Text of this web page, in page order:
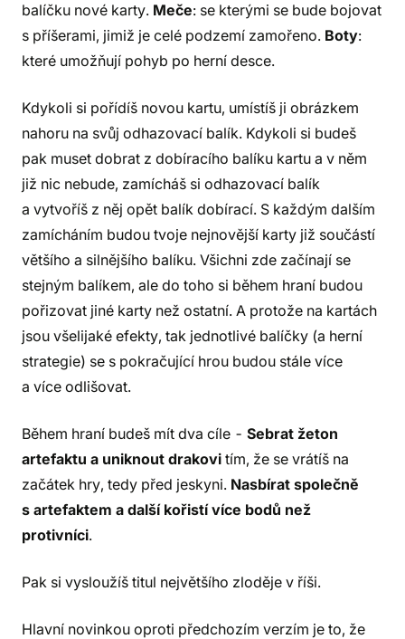
balíčku nové karty. Meče: se kterými se bude bojovat
s příšerami, jimiž je celé podzemí zamořeno. Boty:
které umožňují pohyb po herní desce.
Kdykoli si pořídíš novou kartu, umístíš ji obrázkem
nahoru na svůj odhazovací balík. Kdykoli si budeš
pak muset dobrat z dobíracího balíku kartu a v něm
již nic nebude, zamícháš si odhazovací balík
a vytvoříš z něj opět balík dobírací. S každým dalším
zamícháním budou tvoje nejnovější karty již součástí
většího a silnějšího balíku. Všichni zde začínají se
stejným balíkem, ale do toho si během hraní budou
pořizovat jiné karty než ostatní. A protože na kartách
jsou všelijaké efekty, tak jednotlivé balíčky (a herní
strategie) se s pokračující hrou budou stále více
a více odlišovat.
Během hraní budeš mít dva cíle - Sebrat žeton
artefaktu a uniknout drakovi tím, že se vrátíš na
začátek hry, tedy před jeskyni. Nasbírat společně
s artefaktem a další kořistí více bodů než
protivníci.
Pak si vysloužíš titul největšího zloděje v říši.
Hlavní novinkou oproti předchozím verzím je to, že